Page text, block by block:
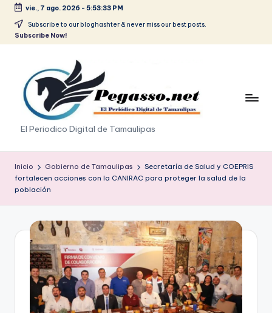
Saltar
vie., 7 ago. 2026 - 5:53:33 PM
Subscribe to our bloghashter & never miss our best posts.
Subscribe Now!
p
e
g
a
s
o
p
El Periodico Digital de Tamaulipas
Inicio Gobierno de Tamaulipas
Secretaría de Salud y COEPRIS
fortalecen acciones con la CANIRAC para proteger la salud de la
población